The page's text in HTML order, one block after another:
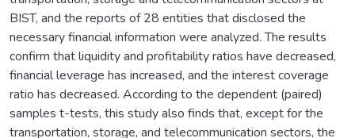
BIST, and the reports of 28 entities that disclosed the
necessary financial information were analyzed. The results
confirm that liquidity and profitability ratios have decreased,
financial leverage has increased, and the interest coverage
ratio has decreased. According to the dependent (paired)
samples t-tests, this study also finds that, except for the
transportation, storage, and telecommunication sectors, the